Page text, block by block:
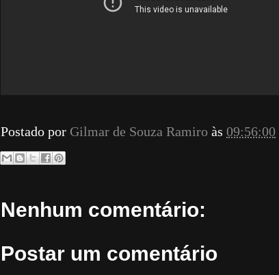
Postado por Gilmar de Souza Ramiro às 09:56:00
Nenhum comentário:
Postar um comentário